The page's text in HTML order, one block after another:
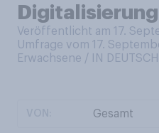
Veröffentlicht am 17.
Umfrage vom 17.
Erwachsene / IN